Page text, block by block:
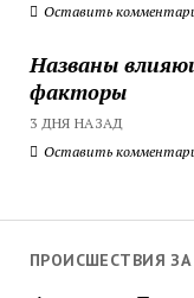
Оставить
Названы
факторы
3 ДНЯ НАЗАД
Оставить
ПРОИСШЕСТВИЯ